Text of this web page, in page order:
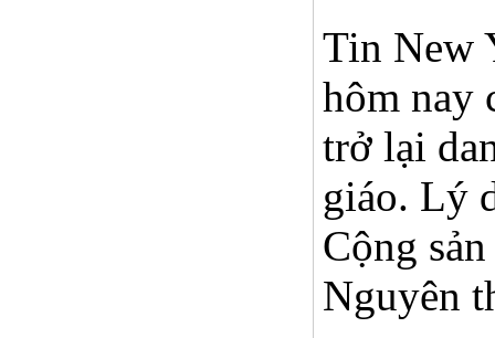
Tin New
hôm nay
trở lại
giáo. Lý
Cộng
Nguyên